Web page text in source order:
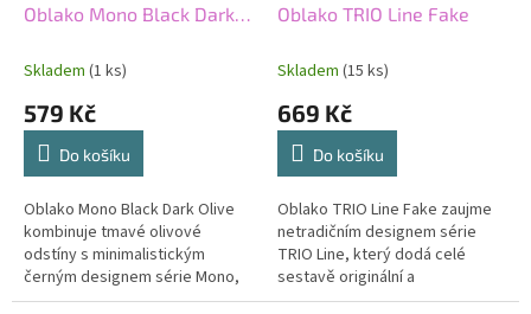
Oblako Mono Black Dark
Skladem (1 ks)
579 Kč
Do košíku
Oblako Mono Black Dark Olive
kombinuje tmavé olivové
odstíny s minimalistickým
černým designem série Mono,
který působí elegantně a
Oblako TRIO Line Fake
Skladem (15 ks)
669 Kč
Do košíku
Oblako TRIO Line Fake zaujme
netradičním designem série
TRIO Line, který dodá celé
sestavě originální a
nepřehlédnutelný vzhled.